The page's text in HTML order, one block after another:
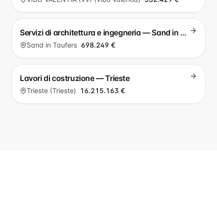
Servizi di architettura e ingegneria — Sand in Taufers
Sand in Taufers 698.249 €
Lavori di costruzione — Trieste
Trieste (Trieste) 16.215.163 €